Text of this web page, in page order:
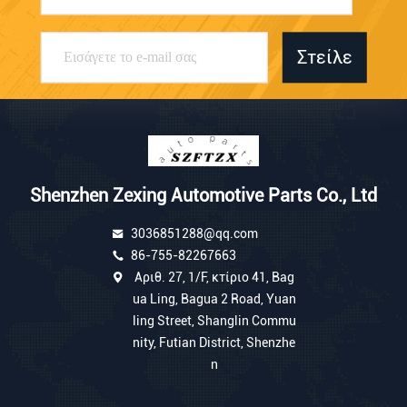
Στείλε
Shenzhen Zexing Automotive Parts Co., Ltd
3036851288@qq.com
86-755-82267663
Αριθ. 27, 1/F, κτίριο 41, Bag
ua Ling, Bagua 2 Road, Yuan
ling Street, Shanglin Commu
nity, Futian District, Shenzhe
n